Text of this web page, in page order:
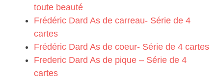
toute beauté
Frédéric Dard As de carreau- Série de 4
cartes
Frédéric Dard As de coeur- Série de 4 cartes
Frederic Dard As de pique – Série de 4
cartes